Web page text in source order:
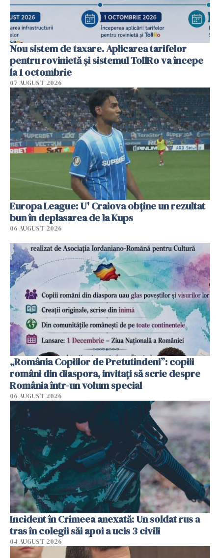
Nou sistem de taxare. Aplicarea tarifelor
pentru rovinietă şi sistemul TollRo va începe
la 1 octombrie
07 AUGUST 2026
Europa League: U' Craiova obține un rezultat
bun în deplasarea de la Kups
06 AUGUST 2026
„România Copiilor de Pretutindeni”: copiii
români din diaspora, invitați să scrie despre
România într-un volum special
06 AUGUST 2026
Incident în Crimeea anexată: Un soldat rus a
tras în colegii săi apoi a ucis 3 civili
04 AUGUST 2026